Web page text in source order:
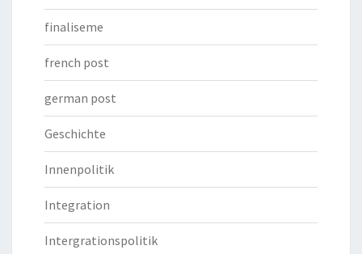
finaliseme
french post
german post
Geschichte
Innenpolitik
Integration
Intergrationspolitik